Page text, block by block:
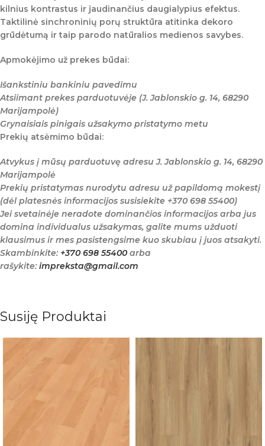
kilnius kontrastus ir jaudinančius daugialypius efektus.
Taktilinė sinchroninių porų struktūra atitinka dekoro
grūdėtumą ir taip parodo natūralios medienos savybes.
Apmokėjimo už prekes būdai:
Išankstiniu bankiniu pavedimu
Atsiimant prekes parduotuvėje (J. Jablonskio g. 14, 68290
Marijampolė)
Grynaisiais pinigais užsakymo pristatymo metu
Prekių atsėmimo būdai:
Atvykus į mūsų parduotuvę adresu J. Jablonskio g. 14, 68290
Marijampolė
Prekių pristatymas nurodytu adresu už papildomą mokestį
(dėl platesnės informacijos susisiekite +370 698 55400)
Jei svetainėje neradote dominančios informacijos arba jus
domina individualus užsakymas, galite mums užduoti
klausimus ir mes pasistengsime kuo skubiau į juos atsakyti.
Skambinkite: +370 698 55400arba
rašykite:impreksta@gmail.com
Susiję Produktai